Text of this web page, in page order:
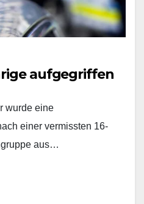
aufgegriffen
wurde eine
einer vermissten 16-
aus…